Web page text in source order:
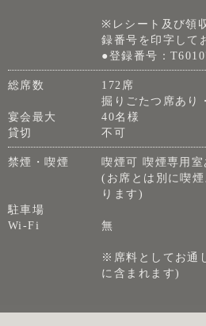
※レシート及び領
録番号を印字して
●登録番号：
総席数
172席
掘りごたつ席あり
宴会最大
40名様
貸切
不可
禁煙・喫煙
喫煙可 喫煙専用室
(お席とは別に喫
ります)
駐車場
Wi-Fi
無
※席料としてお通
に含まれます)